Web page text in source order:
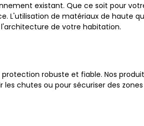
existant. Que ce soit pour
L'utilisation de matériaux de haute
de votre habitation.
robuste et fiable. Nos
chutes ou pour sécuriser des zones